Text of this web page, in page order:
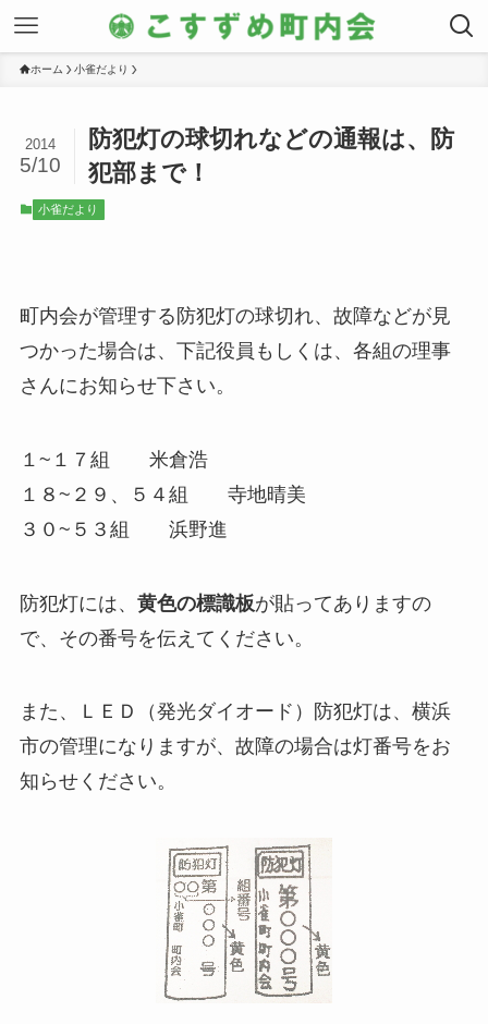
ホーム 小雀だより
防犯灯の球切れなどの通報は、防
犯部まで！
2014
5/10
小雀だより
町内会が管理する防犯灯の球切れ、故障などが見
つかった場合は、下記役員もしくは、各組の理事
さんにお知らせ下さい。
１~１７組 米倉浩
１８~２９、５４組 寺地晴美
３０~５３組 浜野進
防犯灯には、 黄色の標識板が貼ってありますの
で、その番号を伝えてください。
また、ＬＥＤ（発光ダイオード）防犯灯は、横浜
市の管理になりますが、故障の場合は灯番号をお
知らせください。